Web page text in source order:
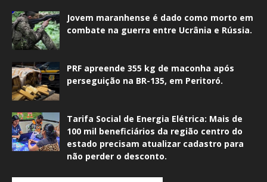
Jovem maranhense é dado como morto em
combate na guerra entre Ucrânia e Rússia.
PRF apreende 355 kg de maconha após
perseguição na BR-135, em Peritoró.
Tarifa Social de Energia Elétrica: Mais de
100 mil beneficiários da região centro do
estado precisam atualizar cadastro para
não perder o desconto.